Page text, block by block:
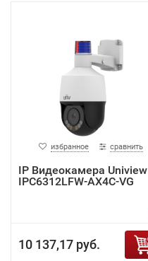
избранное сравнить
IP Видеокамера Uniview
IPC6312LFW-AX4C-VG
10 137,17 руб.